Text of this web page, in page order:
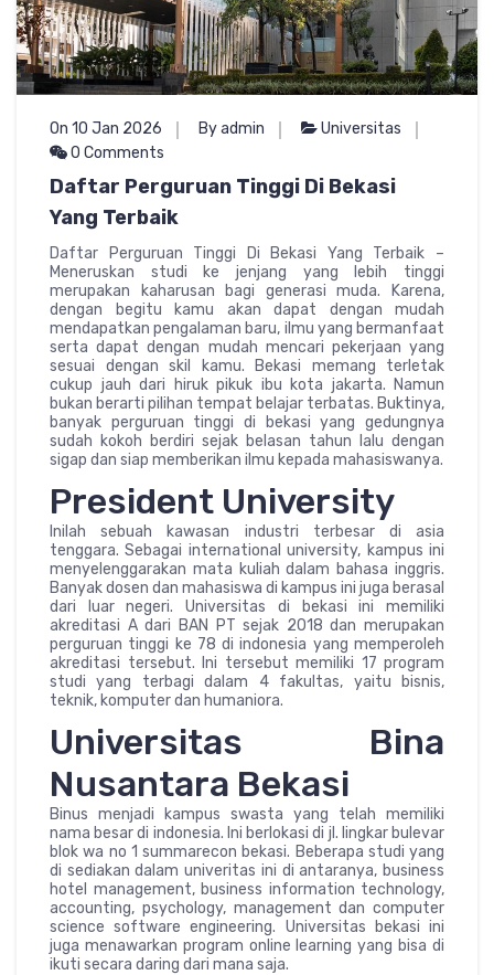
On 10 Jan 2026 By admin
Universitas
0 Comments
Daftar Perguruan Tinggi Di Bekasi
Yang Terbaik
Daftar Perguruan Tinggi Di Bekasi Yang Terbaik –
Meneruskan studi ke jenjang yang lebih tinggi
merupakan kaharusan bagi generasi muda. Karena,
dengan begitu kamu akan dapat dengan mudah
mendapatkan pengalaman baru, ilmu yang bermanfaat
serta dapat dengan mudah mencari pekerjaan yang
sesuai dengan skil kamu. Bekasi memang terletak
cukup jauh dari hiruk pikuk ibu kota jakarta. Namun
bukan berarti pilihan tempat belajar terbatas. Buktinya,
banyak perguruan tinggi di bekasi yang gedungnya
sudah kokoh berdiri sejak belasan tahun lalu dengan
sigap dan siap memberikan ilmu kepada mahasiswanya.
President University
Inilah sebuah kawasan industri terbesar di asia
tenggara. Sebagai international university, kampus ini
menyelenggarakan mata kuliah dalam bahasa inggris.
Banyak dosen dan mahasiswa di kampus ini juga berasal
dari luar negeri. Universitas di bekasi ini memiliki
akreditasi A dari BAN PT sejak 2018 dan merupakan
perguruan tinggi ke 78 di indonesia yang memperoleh
akreditasi tersebut. Ini tersebut memiliki 17 program
studi yang terbagi dalam 4 fakultas, yaitu bisnis,
teknik, komputer dan humaniora.
Universitas Bina
Nusantara Bekasi
Binus menjadi kampus swasta yang telah memiliki
nama besar di indonesia. Ini berlokasi di jl. lingkar bulevar
blok wa no 1 summarecon bekasi. Beberapa studi yang
di sediakan dalam univeritas ini di antaranya, business
hotel management, business information technology,
accounting, psychology, management dan computer
science software engineering. Universitas bekasi ini
juga menawarkan program online learning yang bisa di
ikuti secara daring dari mana saja.